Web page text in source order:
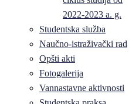
2022-2023 a. g.
Studentska služba
Naučno-istraživački rad
Opšti akti
Fotogalerija
Vannastavne aktivnosti